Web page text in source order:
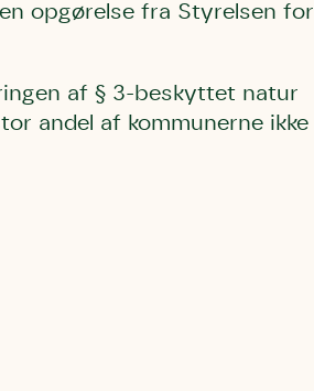
opgørelse fra Styrelsen for
af § 3-beskyttet natur
andel af kommunerne ikke